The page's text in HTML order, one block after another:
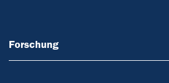
Forschung